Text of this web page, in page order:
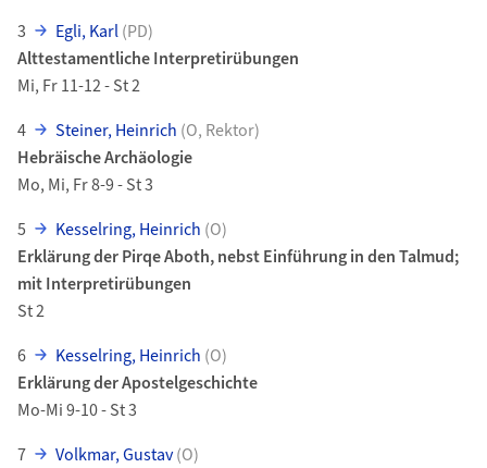
3
Egli, Karl(PD)
Alttestamentliche Interpretirübungen
Mi, Fr 11-12 - St 2
4
Steiner, Heinrich (O, Rektor)
Hebräische Archäologie
Mo, Mi, Fr 8-9 - St 3
5
Kesselring, Heinrich (O)
Erklärung der Pirqe Aboth, nebst Einführung in den Talmud;
mit Interpretirübungen
St 2
6
Kesselring, Heinrich (O)
Erklärung der Apostelgeschichte
Mo-Mi 9-10 - St 3
7
Volkmar, Gustav(O)